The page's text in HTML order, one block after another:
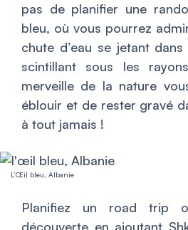
pas de planifier une
bleu, où vous pourrez
chute d’eau se jetant
scintillant sous les
merveille de la nature
éblouir et de rester gravé
à tout jamais !
L’Œil bleu, Albanie
Planifiez un road trip
découverte en ajoutant